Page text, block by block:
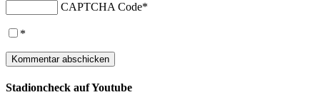
CAPTCHA Code*
*
Stadioncheck auf Youtube